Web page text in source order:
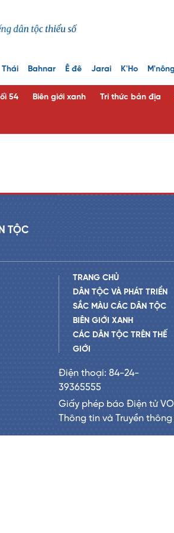
Thái Bahnar Ê đê Jarai K'Ho M'nông
54 Biên giới xanh Tri thức bản địa
TỘC
TRANG CHỦ
DÂN TỘC VÀ PHÁT TRIỂN
SẮC MÀU CÁC DÂN TỘC
BIÊN GIỚI XANH
CÁC DÂN TỘC TRÊN THẾ
GIỚI
Điện thoại: 84-24-
39365555
Giấy phép báo Điện tử
Thông tin và Truyền